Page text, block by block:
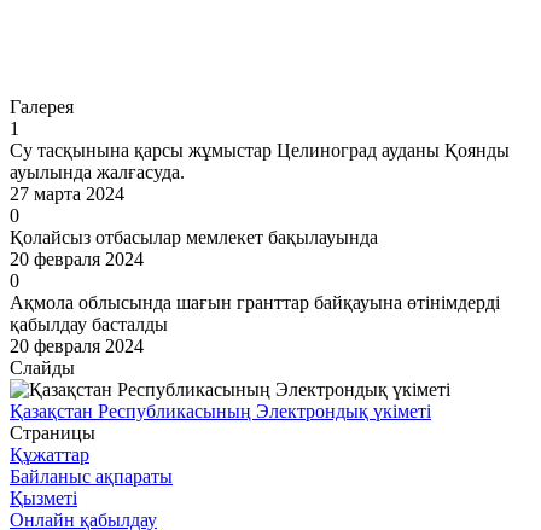
Галерея
1
Су тасқынына қарсы жұмыстар Целиноград ауданы Қоянды
ауылында жалғасуда.
27 марта 2024
0
Қолайсыз отбасылар мемлекет бақылауында
20 февраля 2024
0
Ақмола облысында шағын гранттар байқауына өтінімдерді
қабылдау басталды
20 февраля 2024
Слайды
Қазақстан Республикасының Электрондық үкіметі
Страницы
Құжаттар
Байланыс ақпараты
Қызметі
Онлайн қабылдау